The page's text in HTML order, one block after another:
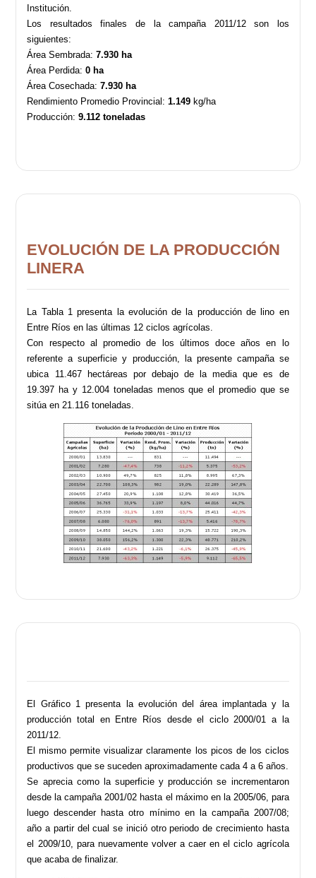
Institución.
Los resultados finales de la campaña 2011/12 son los
siguientes:
Área Sembrada:7.930 ha
Área Perdida:0 ha
Área Cosechada:7.930 ha
Rendimiento Promedio Provincial:1.149 kg/ha
Producción:9.112 toneladas
EVOLUCIÓN DE LA PRODUCCIÓN
LINERA
La Tabla 1 presenta la evolución de la producción de lino en
Entre Ríos en las últimas 12 ciclos agrícolas.
Con respecto al promedio de los últimos doce años en lo
referente a superficie y producción, la presente campaña se
ubica 11.467 hectáreas por debajo de la media que es de
19.397 ha y 12.004 toneladas menos que el promedio que se
sitúa en 21.116 toneladas.
El Gráfico 1 presenta la evolución del área implantada y la
producción total en Entre Ríos desde el ciclo 2000/01 a la
2011/12.
El mismo permite visualizar claramente los picos de los ciclos
productivos que se suceden aproximadamente cada 4 a 6 años.
Se aprecia como la superficie y producción se incrementaron
desde la campaña 2001/02 hasta el máximo en la 2005/06, para
luego descender hasta otro mínimo en la campaña 2007/08;
año a partir del cual se inició otro periodo de crecimiento hasta
el 2009/10, para nuevamente volver a caer en el ciclo agrícola
que acaba de finalizar.